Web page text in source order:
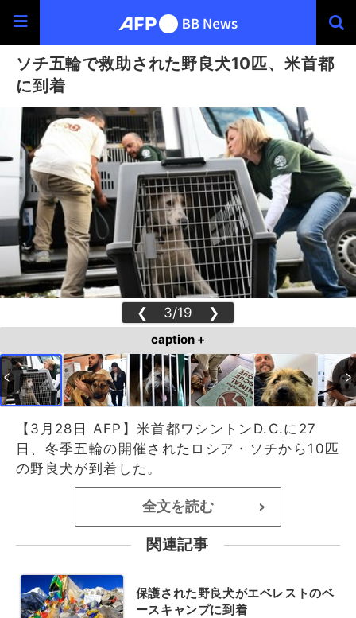
ソチ五輪で救助された野良犬10匹、米首都
に到着
❮ 3/19 ❯
caption +
【3月28日 AFP】米首都ワシントンD.C.に27
日、冬季五輪の開催されたロシア・ソチから10匹
の野良犬が到着した。
全文を読む >
関連記事
保護された野良犬がエベレストのベ
ースキャンプに到着